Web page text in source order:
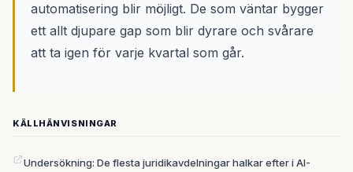
automatisering blir möjligt. De som väntar bygger
ett allt djupare gap som blir dyrare och svårare
att ta igen för varje kvartal som går.
KÄLLHÄNVISNINGAR
Undersökning: De flesta juridikavdelningar halkar efter i AI-